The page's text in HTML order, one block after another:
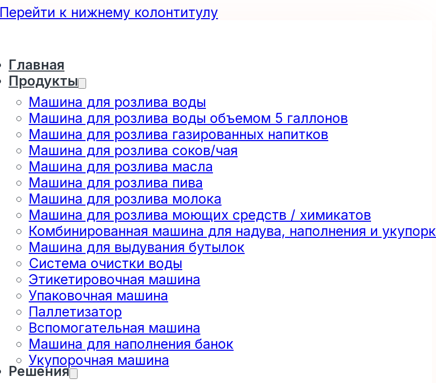
Перейти к нижнему колонтитулу
Главная
Продукты
Машина для розлива воды
Машина для розлива воды объемом 5 галлонов
Машина для розлива газированных напитков
Машина для розлива соков/чая
Машина для розлива масла
Машина для розлива пива
Машина для розлива молока
Машина для розлива моющих средств / химикатов
Комбинированная машина для надува, наполнения и
Машина для выдувания бутылок
Система очистки воды
Этикетировочная машина
Упаковочная машина
Паллетизатор
Вспомогательная машина
Машина для наполнения банок
Укупорочная машина
Решения